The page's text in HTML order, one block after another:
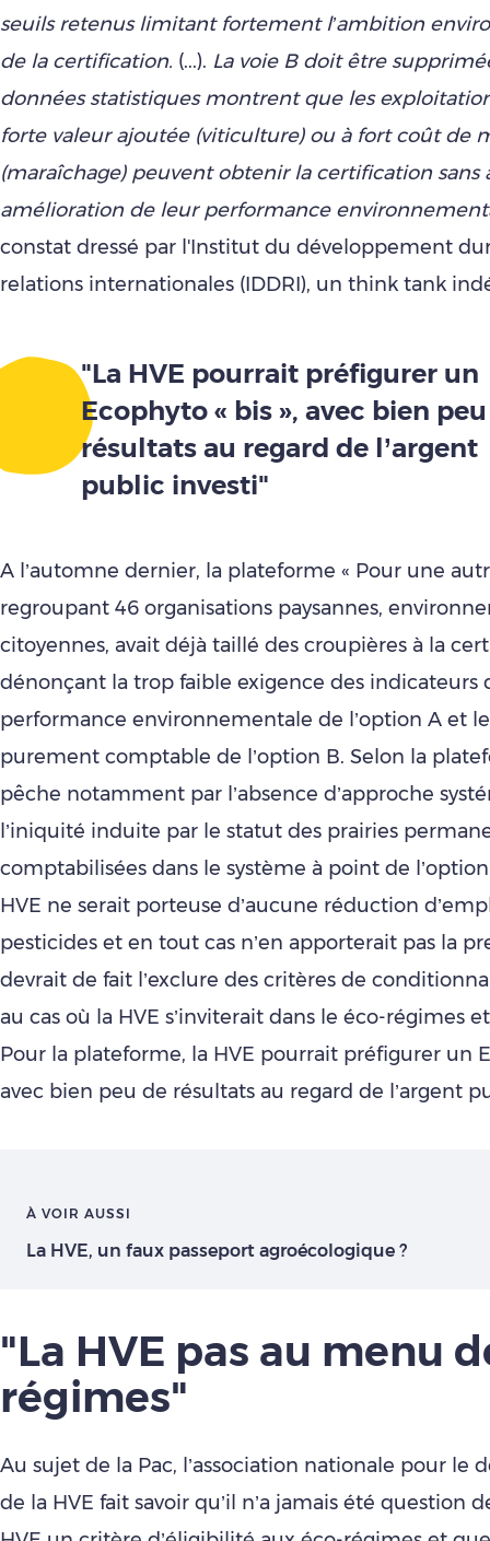
seuils retenus limitant fortement l’ambition
de la certification. (...). La voie B doit être
données statistiques montrent que les
forte valeur ajoutée (viticulture) ou à fort coût de
(maraîchage) peuvent obtenir la certification sans
amélioration de leur performance
constat dressé par l'Institut du développement
relations internationales (IDDRI), un think tank
"La HVE pourrait préfigurer un
Ecophyto « bis », avec bien
résultats au regard de l’argent
public investi"
A l’automne dernier, la plateforme « Pour une
regroupant 46 organisations paysannes,
citoyennes, avait déjà taillé des croupières à la
dénonçant la trop faible exigence des indicateurs
performance environnementale de l’option A et
purement comptable de l’option B. Selon la
pêche notamment par l’absence d’approche
l’iniquité induite par le statut des prairies
comptabilisées dans le système à point de
HVE ne serait porteuse d’aucune réduction
pesticides et en tout cas n’en apporterait pas la
devrait de fait l’exclure des critères de
au cas où la HVE s’inviterait dans le éco-régimes
Pour la plateforme, la HVE pourrait préfigurer un
avec bien peu de résultats au regard de l’argent
À VOIR AUSSI
La HVE, un faux passeport agroécologique ?
"La HVE pas au menu
régimes"
Au sujet de la Pac, l’association nationale pour le
de la HVE fait savoir qu’il n’a jamais été question